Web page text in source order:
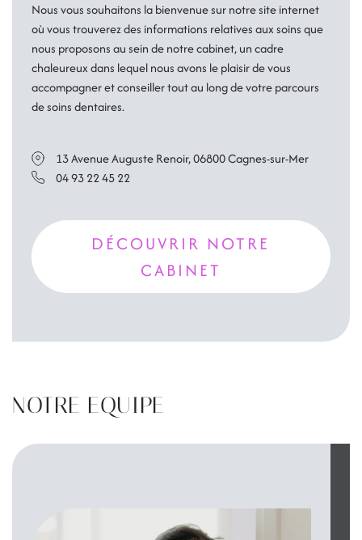
Nous vous souhaitons la bienvenue sur notre site internet
où vous trouverez des informations relatives aux soins que
nous proposons au sein de notre cabinet, un cadre
chaleureux dans lequel nous avons le plaisir de vous
accompagner et conseiller tout au long de votre parcours
de soins dentaires.
13 Avenue Auguste Renoir, 06800 Cagnes-sur-Mer
04 93 22 45 22
DÉCOUVRIR NOTRE
CABINET
NOTRE EQUIPE